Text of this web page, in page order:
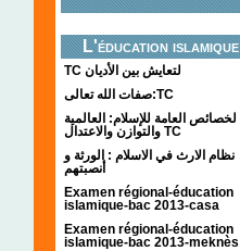
L'éducation islamique
TC لتعايش بين الأديان
صفات الله تعالى:TC
لخصائص العامة للإسلام: العالمية
والتوازن والاعتدال TC
نظام الارث في الاسلام : الورثة و
أنصبتهم
Examen régional-éducation
islamique-bac 2013-casa
Examen régional-éducation
islamique-bac 2013-meknès